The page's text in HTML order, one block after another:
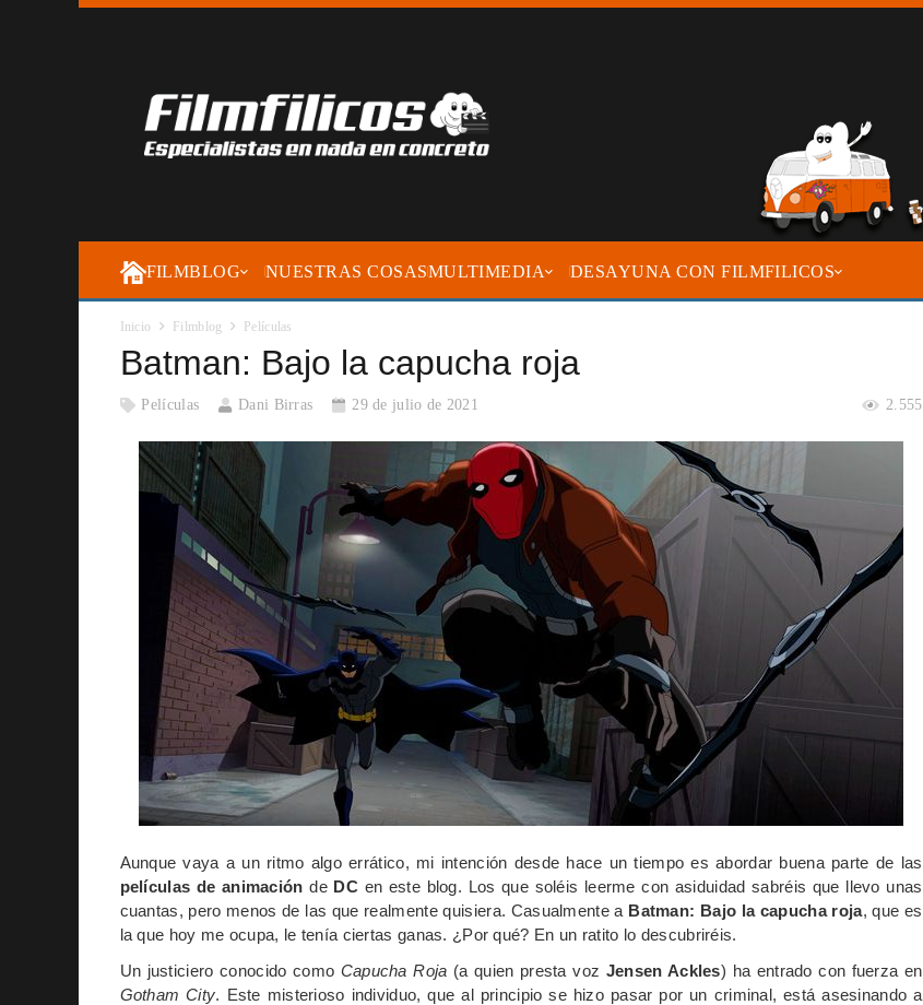
FILMBLOG NUESTRAS COSASMULTIMEDIA DESAYUNA CON FILMFILICOS
Inicio Filmblog Películas
Batman: Bajo la capucha roja
Películas Dani Birras 29 de julio de 2021 2.555
Aunque vaya a un ritmo algo errático, mi intención desde hace un tiempo es abordar buena parte de las
películas de animación de DC en este blog. Los que soléis leerme con asiduidad sabréis que llevo unas
cuantas, pero menos de las que realmente quisiera. Casualmente a Batman: Bajo la capucha roja, que es
la que hoy me ocupa, le tenía ciertas ganas. ¿Por qué? En un ratito lo descubriréis.
Un justiciero conocido como Capucha Roja (a quien presta voz Jensen Ackles) ha entrado con fuerza en
Gotham City. Este misterioso individuo, que al principio se hizo pasar por un criminal, está asesinando a